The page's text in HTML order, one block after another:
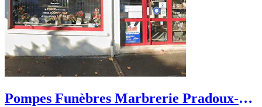
Pompes Funèbres Marbrerie Pradoux-